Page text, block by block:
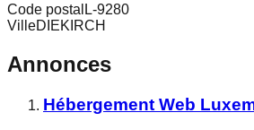
Code postal L-9280
VilleDIEKIRCH
Annonces
Hébergement Web